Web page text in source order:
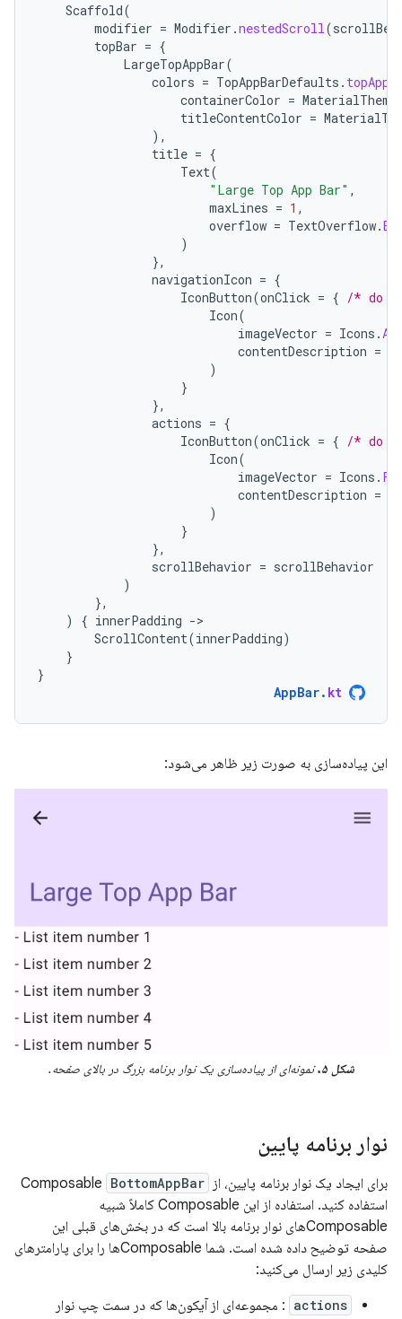
Scaffold(
modifier = Modifier .nestedScroll (
topBar = {
LargeTopAppBar(
colors = TopAppBarDefaults .
containerColor = MaterialTheme
titleContentColor =
),
title = {
Text(
"Large Top App Bar" ,
maxLines = 1 ,
overflow = TextOverflow.
)
},
navigationIcon = {
IconButton(onClick = { /* do
Icon(
imageVector = Icons .
contentDescription =
)
}
},
actions = {
IconButton(onClick = { /* do
Icon(
imageVector = Icons .
contentDescription =
)
}
},
scrollBehavior = scrollBehavior
)
},
)
{ innerPadding -
ScrollContent(innerPadding)
}
}
AppBar. kt
این پیاده‌سازی به صورت زیر ظاهر می‌شود:
شکل ۵. نمونه‌ای از پیاده‌سازی یک نوار برنامه بزرگ در بالای صفحه.
نوار برنامه پایین
برای ایجاد یک نوار برنامه پایین، از Composable BottomAppBar
استفاده کنید. استفاده از این Composable کاملاً شبیه
Composableهای نوار برنامه بالا است که در بخش‌های قبلی این
صفحه توضیح داده شده است. شما Composableها را برای پارامترهای
کلیدی زیر ارسال می‌کنید:
actions : مجموعه‌ای از آیکون‌ها که در سمت چپ نوار